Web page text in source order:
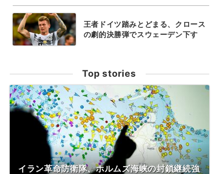
王者ドイツ踏みとどまる、クロース
の劇的決勝弾でスウェーデン下す
Top stories
イラン革命防衛隊、ホルムズ海峡の封鎖継続強